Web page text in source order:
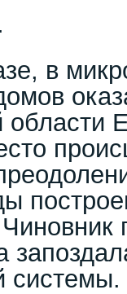
в
системы.